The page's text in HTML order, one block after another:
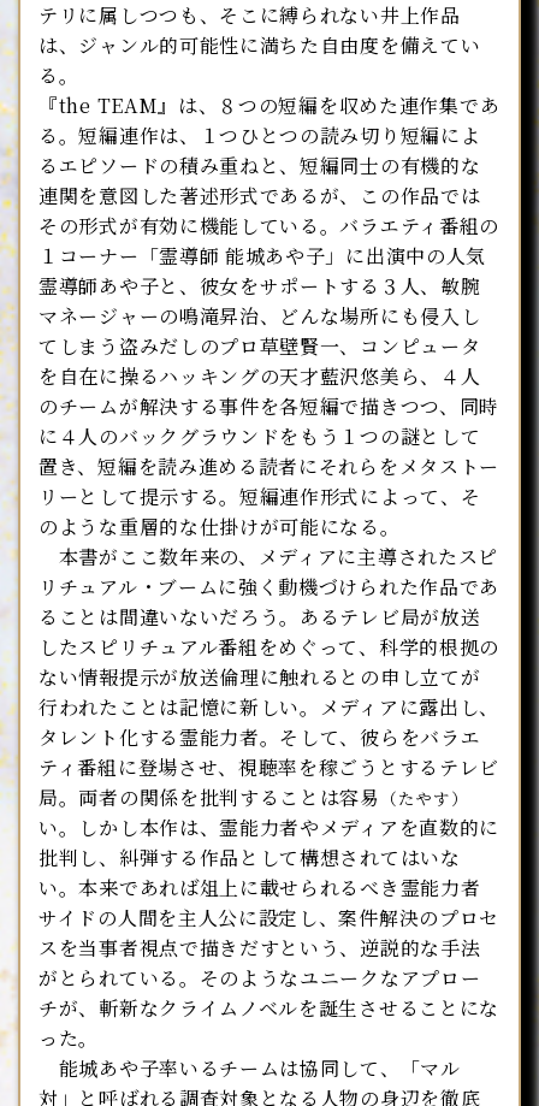
テリに属しつつも、そこに縛られない井上作品
は、ジャンル的可能性に満ちた自由度を備えてい
る。
『the TEAM』は、８つの短編を収めた連作集であ
る。短編連作は、１つひとつの読み切り短編によ
るエピソードの積み重ねと、短編同士の有機的な
連関を意図した著述形式であるが、この作品では
その形式が有効に機能している。バラエティ番組の
１コーナー「霊導師 能城あや子」に出演中の人気
霊導師あや子と、彼女をサポートする３人、敏腕
マネージャーの鳴滝昇治、どんな場所にも侵入し
てしまう盗みだしのプロ草壁賢一、コンピュータ
を自在に操るハッキングの天才藍沢悠美ら、４人
のチームが解決する事件を各短編で描きつつ、同時
に４人のバックグラウンドをもう１つの謎として
置き、短編を読み進める読者にそれらをメタストー
リーとして提示する。短編連作形式によって、そ
のような重層的な仕掛けが可能になる。
本書がここ数年来の、メディアに主導されたスピ
リチュアル・ブームに強く動機づけられた作品であ
ることは間違いないだろう。あるテレビ局が放送
したスピリチュアル番組をめぐって、科学的根拠の
ない情報提示が放送倫理に触れるとの申し立てが
行われたことは記憶に新しい。メディアに露出し、
タレント化する霊能力者。そして、彼らをバラエ
ティ番組に登場させ、視聴率を稼ごうとするテレビ
局。両者の関係を批判することは容易 （たやす）
い。しかし本作は、霊能力者やメディアを直数的に
批判し、糾弾する作品として構想されてはいな
い。本来であれば俎上に載せられるべき霊能力者
サイドの人間を主人公に設定し、案件解決のプロセ
スを当事者視点で描きだすという、逆説的な手法
がとられている。そのようなユニークなアプロー
チが、斬新なクライムノベルを誕生させることにな
った。
能城あや子率いるチームは協同して、「マル
対」と呼ばれる調査対象となる人物の身辺を徹底